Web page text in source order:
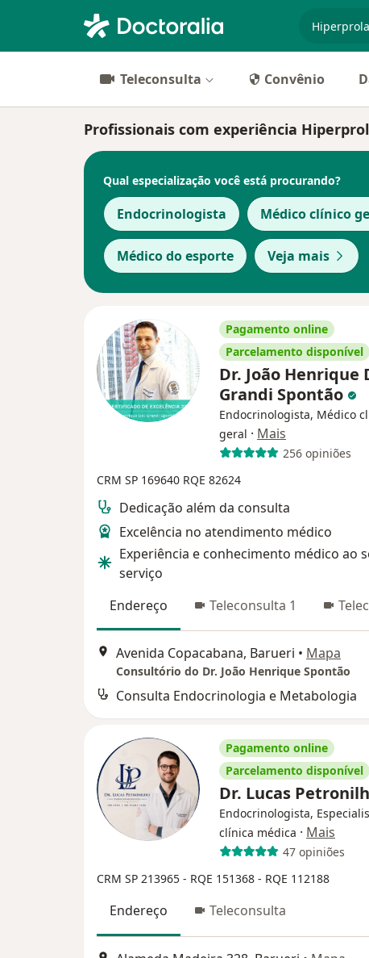
Teleconsulta Convênio
Profissionais com experiência
Qual especialização você está procurando?
Endocrinologista Médico clínico
Médico do esporte Veja mais
Pagamento online
Parcelamento disponível
Dr. João Henrique
Grandi Spontão
Endocrinologista, Médico
geral · Mais
256 opiniões
CRM SP 169640 RQE 82624
Dedicação além da consulta
Excelência no atendimento médico
Experiência e conhecimento médico ao
serviço
Endereço
Teleconsulta 1
Avenida Copacabana, Barueri • Mapa
Consultório do Dr. João Henrique Spontão
Consulta Endocrinologia e Metabologia
Pagamento online
Parcelamento disponível
Dr. Lucas
Endocrinologista,
clínica médica · Mais
47 opiniões
CRM SP 213965 - RQE 151368 - RQE 112188
Endereço Teleconsulta